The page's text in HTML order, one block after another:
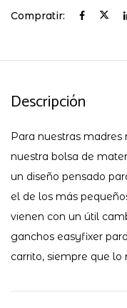
Compratir:
Descripción
Para nuestras madres
nuestra bolsa de
un diseño pensado
el de los más
vienen con un útil
ganchos easyfixer
carrito, siempre que lo